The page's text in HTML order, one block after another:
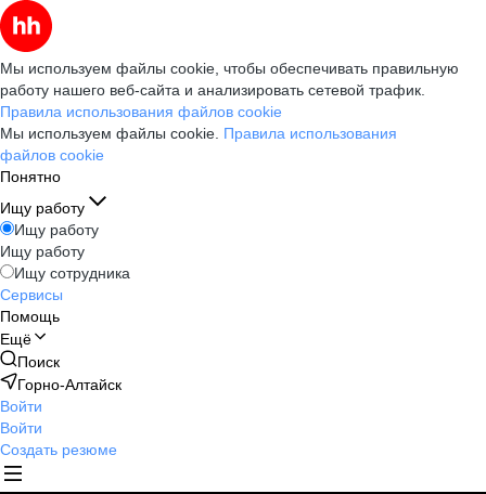
Мы используем файлы cookie, чтобы обеспечивать правильную
работу нашего веб-сайта и анализировать сетевой трафик.
Правила использования файлов cookie
Мы используем файлы cookie. Правила использования
файлов cookie
Понятно
Ищу работу
Ищу работу
Ищу работу
Ищу сотрудника
Сервисы
Помощь
Ещё
Поиск
Горно-Алтайск
Войти
Войти
Создать резюме